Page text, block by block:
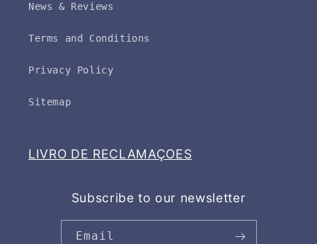
News & Reviews
Terms and Conditions
Privacy Policy
Sitemap
LIVRO DE RECLAMAÇOES
Subscribe to our newsletter
Email